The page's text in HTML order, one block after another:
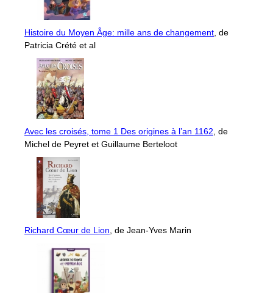
Histoire du Moyen Âge: mille ans de changement, de
Patricia Crété et al
Avec les croisés, tome 1 Des origines à l’an 1162, de
Michel de Peyret et Guillaume Berteloot
Richard Cœur de Lion, de Jean-Yves Marin